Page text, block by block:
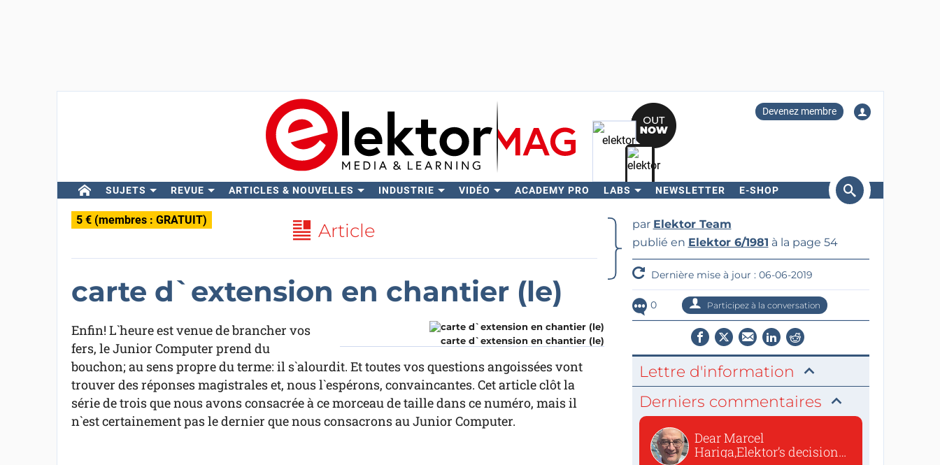
Devenez membre
SUJETS REVUE ARTICLES & NOUVELLES INDUSTRIE VIDÉO ACADEMY PRO LABS NEWSLETTER E-SHOP
Rechercher
5 € (membres : GRATUIT) Article
carte d`extension en chantier (le)
carte d`extension en chantier (le)
Enfin! L`heure est venue de brancher vos
fers, le Junior Computer prend du
bouchon; au sens propre du terme: il s`alourdit. Et toutes vos questions angoissées vont
trouver des réponses magistrales et, nous l`espérons, convaincantes. Cet article clôt la
série de trois que nous avons consacrée à ce morceau de taille dans ce numéro, mais il
n`est certainement pas le dernier que nous consacrons au Junior Computer.
par Elektor Team
publié en Elektor 6/1981 à la page 54
Dernière mise à jour : 06-06-2019
0 Participez à la conversation
Lettre d'information
Derniers commentaires
Dear Marcel
Hariga,Elektor’s decision